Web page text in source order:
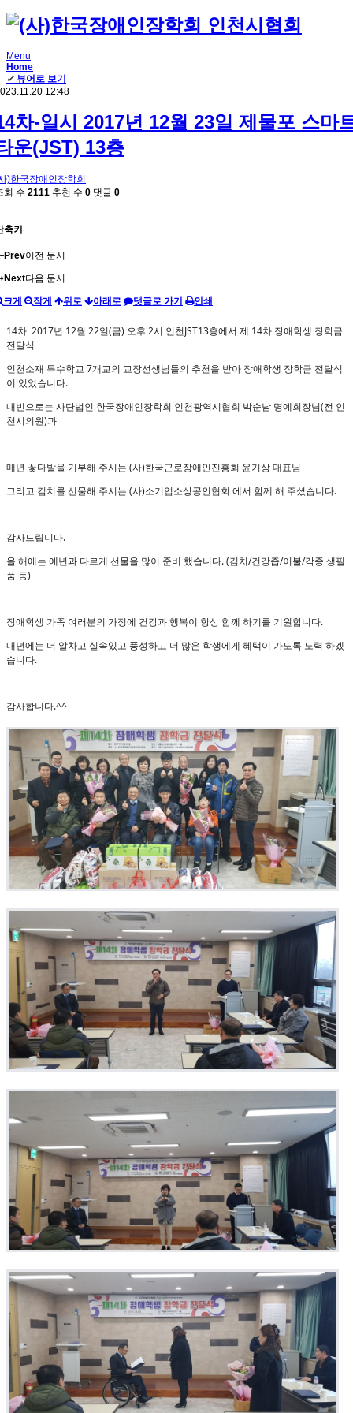
Menu
Home
✔ 뷰어로 보기
12:48
차-일시 2017년 12월 23일 제물포 스마
운(JST) 13층
)한국장애인장학회
회 수 2111 추천 수 0 댓글 0
축키
Prev이전 문서
Next다음 문서
크게 작게 위로 아래로 댓글로 가기 인쇄
14차 2017년 12월 22일(금) 오후 2시 인천JST13층에서 제 14차 장애학생 장학금
전달식
인천소재 특수학교 7개교의 교장선생님들의 추천을 받아 장애학생 장학금 전달식
이 있었습니다.
내빈으로는 사단법인 한국장애인장학회 인천광역시협회 박순남 명예회장님(전 인
천시의원)과
매년 꽃다발을 기부해 주시는 (사)한국근로장애인진흥회 윤기상 대표님
그리고 김치를 선물해 주시는 (사)소기업소상공인협회 에서 함께 해 주셨습니다.
감사드립니다.
올 해에는 예년과 다르게 선물을 많이 준비 했습니다. (김치/건강즙/이불/각종 생필
품 등)
장애학생 가족 여러분의 가정에 건강과 행복이 항상 함께 하기를 기원합니다.
내년에는 더 알차고 실속있고 풍성하고 더 많은 학생에게 혜택이 가도록 노력 하겠
습니다.
감사합니다.^^